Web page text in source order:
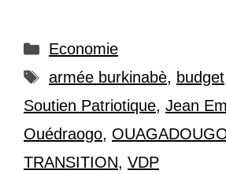
Catégories
Economie
Étiquettes
armée burkinabè, budget
Soutien Patriotique, Jean
Ouédraogo,
TRANSITION, VDP